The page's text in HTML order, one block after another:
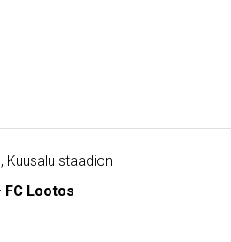
Kuusalu staadion
FC Lootos